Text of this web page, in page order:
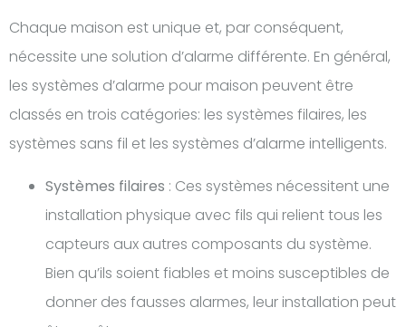
Chaque maison est unique et, par conséquent,
nécessite une solution d’alarme différente. En général,
les systèmes d’alarme pour maison peuvent être
classés en trois catégories: les systèmes filaires, les
systèmes sans fil et les systèmes d’alarme intelligents.
Systèmes filaires : Ces systèmes nécessitent une
installation physique avec fils qui relient tous les
capteurs aux autres composants du système.
Bien qu’ils soient fiables et moins susceptibles de
donner des fausses alarmes, leur installation peut